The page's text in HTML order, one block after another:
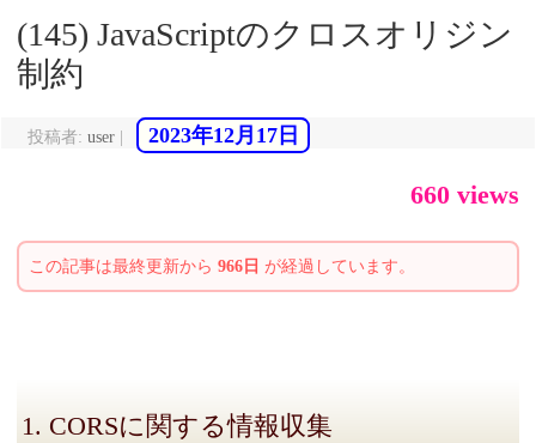
(145) JavaScriptのクロスオリジン
制約
投稿者: user 2023年12月17日
660 views
この記事は最終更新から 966日 が経過しています。
1. CORSに関する情報収集